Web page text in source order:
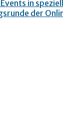
in
der